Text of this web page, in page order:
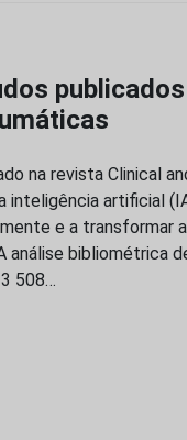
na revista Clinical
inteligência artificial
e a transformar
análise bibliométrica
508…